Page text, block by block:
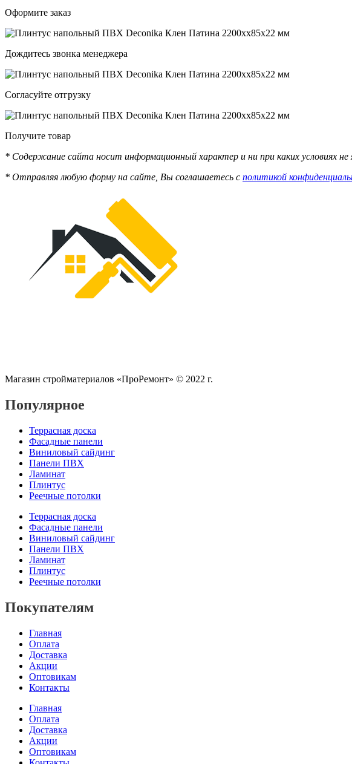
Оформите заказ
Дождитесь звонка менеджера
Согласуйте отгрузку
Получите товар
* Содержание сайта носит информационный характер и ни при каких условиях
* Отправляя любую форму на сайте, Вы соглашаетесь с политикой
Магазин стройматериалов «ПроРемонт» © 2022 г.
Популярное
Террасная доска
Фасадные панели
Виниловый сайдинг
Панели ПВХ
Ламинат
Плинтус
Реечные потолки
Террасная доска
Фасадные панели
Виниловый сайдинг
Панели ПВХ
Ламинат
Плинтус
Реечные потолки
Покупателям
Главная
Оплата
Доставка
Акции
Оптовикам
Контакты
Главная
Оплата
Доставка
Акции
Оптовикам